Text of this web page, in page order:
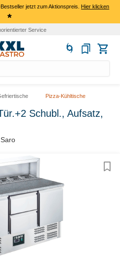
jetzt zum Aktionspreis.Hier klicken
*
Service
Pizza-Kühltische
Schubl., Aufsatz,